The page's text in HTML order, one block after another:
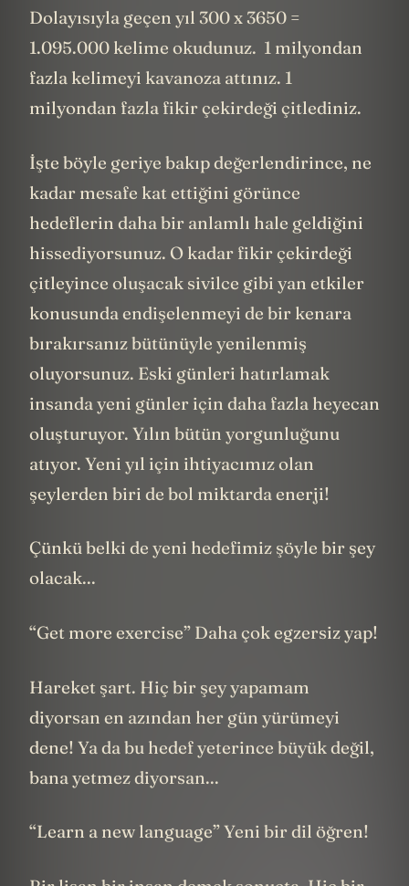
Dolayısıyla geçen yıl 300 x 3650 =
1.095.000 kelime okudunuz. 1 milyondan
fazla kelimeyi kavanoza attınız. 1
milyondan fazla fikir çekirdeği çitlediniz.
İşte böyle geriye bakıp değerlendirince, ne
kadar mesafe kat ettiğini görünce
hedeflerin daha bir anlamlı hale geldiğini
hissediyorsunuz. O kadar fikir çekirdeği
çitleyince oluşacak sivilce gibi yan etkiler
konusunda endişelenmeyi de bir kenara
bırakırsanız bütünüyle yenilenmiş
oluyorsunuz. Eski günleri hatırlamak
insanda yeni günler için daha fazla heyecan
oluşturuyor. Yılın bütün yorgunluğunu
atıyor. Yeni yıl için ihtiyacımız olan
şeylerden biri de bol miktarda enerji!
Çünkü belki de yeni hedefimiz şöyle bir şey
olacak...
“Get more exercise” Daha çok egzersiz yap!
Hareket şart. Hiç bir şey yapamam
diyorsan en azından her gün yürümeyi
dene! Ya da bu hedef yeterince büyük değil,
bana yetmez diyorsan...
“Learn a new language” Yeni bir dil öğren!